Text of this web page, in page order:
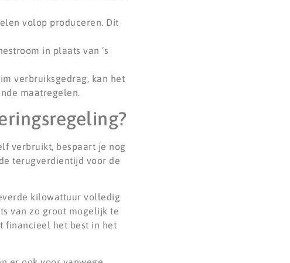
volop produceren. Dit
in plaats van ’s
verbruiksgedrag, kan het
maatregelen.
verbruikt, bespaart je nog
terugverdientijd voor de
kilowattuur volledig
van zo groot mogelijk te
financieel het best in het